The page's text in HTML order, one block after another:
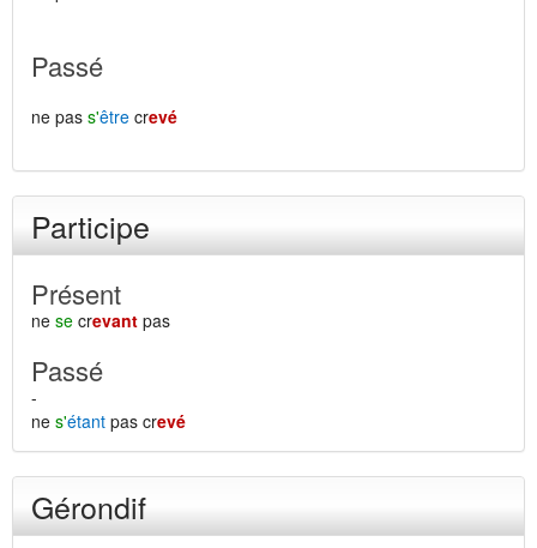
Passé
ne pas s'être crevé
Participe
Présent
ne se crevant pas
Passé
-
ne s'étant pas crevé
Gérondif